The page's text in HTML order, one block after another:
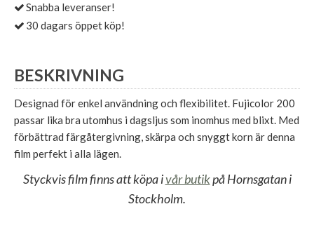
Snabba leveranser!
30 dagars öppet köp!
BESKRIVNING
Designad för enkel användning och flexibilitet. Fujicolor 200
passar lika bra utomhus i dagsljus som inomhus med blixt. Med
förbättrad färgåtergivning, skärpa och snyggt korn är denna
film perfekt i alla lägen.
Styckvis film finns att köpa ivår butikpå Hornsgatan i
Stockholm.